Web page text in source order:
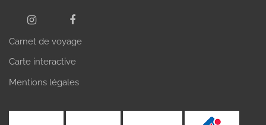
Carnet de voyage
Carte interactive
Mentions légales